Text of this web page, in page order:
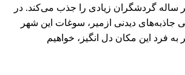
ساله گردشگران زیادی را جذب می‌کند. در
جاذبه‌های دیدنی ازمیر، سوغات این شهر
فرد این مکان دل انگیز، خواهیم